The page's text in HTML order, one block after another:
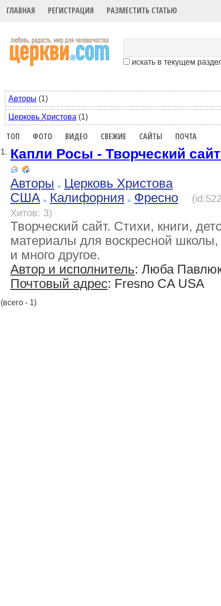
ГЛАВНАЯ РЕГИСТРАЦИЯ РАЗМЕСТИТЬ СТАТЬЮ
искать в текущем
Авторы (1)
Церковь Христова (1)
ТОП ФОТО ВИДЕО СВЕЖИЕ САЙТЫ ПОЧТА
1. Капли Росы - Творческий
Авторы
Церковь Христова
США
Калифорния Фресно
Хитов: 3)
Творческий сайт. Стихи, книги,
материалы для воскресной
и много другое.
Автор и исполнитель: Люба
Почтовый адрес: Fresno CA USA
(всего - 1)